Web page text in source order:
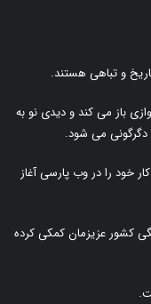
و تباهی هستند.
باز می کند و دیدی نو به
می شود.
خود را در وب پارسی آغاز
کشور عزیزمان کمکی کرده